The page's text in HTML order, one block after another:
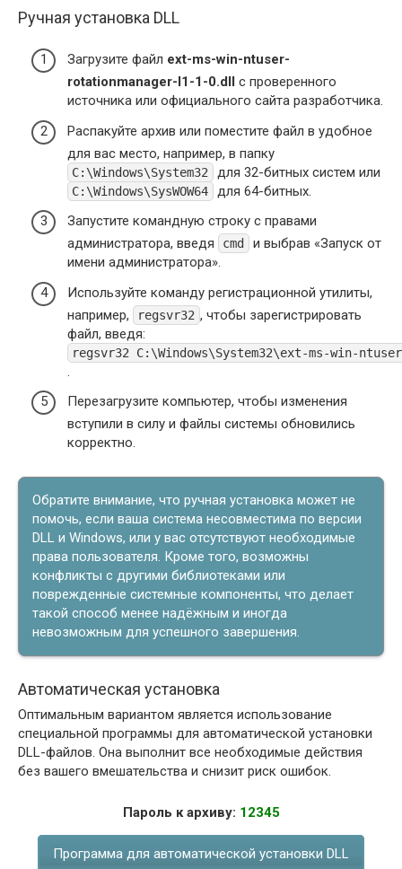
Ручная установка DLL
Загрузите файл ext-ms-win-ntuser-
rotationmanager-l1-1-0.dll
с проверенного
источника или официального сайта разработчика.
Распакуйте архив или поместите файл в удобное
для вас место, например, в папку
C:\Windows\System32 для 32-битных систем или
C:\Windows\SysWOW64
для 64-битных.
Запустите командную строку с правами
администратора, введя
cmd
и выбрав «Запуск от
имени администратора».
Используйте команду регистрационной утилиты,
например,
regsvr32 , чтобы зарегистрировать
файл, введя:
regsvr32 C:\Windows\System32\ext-ms-win-
.
Перезагрузите компьютер, чтобы изменения
вступили в силу и файлы системы обновились
корректно.
Обратите внимание, что ручная установка может не
помочь, если ваша система несовместима по версии
DLL и Windows, или у вас отсутствуют необходимые
права пользователя. Кроме того, возможны
конфликты с другими библиотеками или
поврежденные системные компоненты, что делает
такой способ менее надёжным и иногда
невозможным для успешного завершения.
Автоматическая установка
Оптимальным вариантом является использование
специальной программы для автоматической установки
DLL-файлов. Она выполнит все необходимые действия
без вашего вмешательства и снизит риск ошибок.
Пароль к архиву: 12345
Программа для автоматической установки DLL